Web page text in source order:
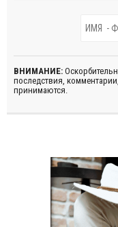
ВНИМАНИЕ:
последствия,
принимаются.